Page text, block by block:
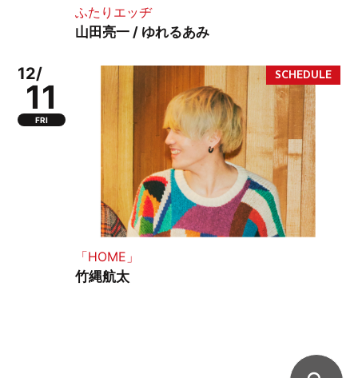
ふたりエッヂ
山田亮一 / ゆれるあみ
12/
11
FRI
「HOME」
竹縄航太